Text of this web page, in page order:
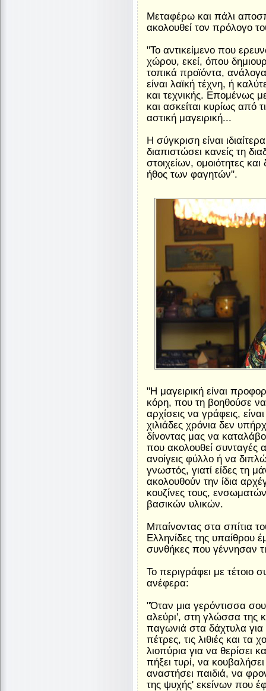
Μεταφέρω και πάλι
ακολουθεί τον πρόλογο
"Το αντικείμενο που
χώρου, εκεί, όπου
τοπικά προϊόντα,
είναι λαϊκή τέχνη, ή
και τεχνικής. Επομένως
και ασκείται κυρίως από
αστική μαγειρική...
Η σύγκριση είναι
διαπιστώσει κανείς τη
στοιχείων, ομοιότητες
ήθος των φαγητών".
"Η μαγειρική είναι
κόρη, που τη βοηθούσε να
αρχίσεις να γράφεις,
χιλιάδες χρόνια δεν
δίνοντας μας να
που ακολουθεί συνταγές
ανοίγεις φύλλο ή να
γνωστός, γιατί είδες τη
ακολουθούν την ίδια
κουζίνες τους,
βασικών υλικών.
Μπαίνοντας στα σπίτια
Ελληνίδες της υπαίθρου
συνθήκες που γέννησαν
Το περιγράφει με τέτοιο
ανέφερα:
"Όταν μια γερόντισσα
αλεύρι', στη γλώσσα της
παγωνιά στα δάχτυλα για
πέτρες, τις λιθιές και
λιοπύρια για να θερίσει
πήξει τυρί, να
αναστήσει παιδιά, να
της ψυχής' εκείνων που